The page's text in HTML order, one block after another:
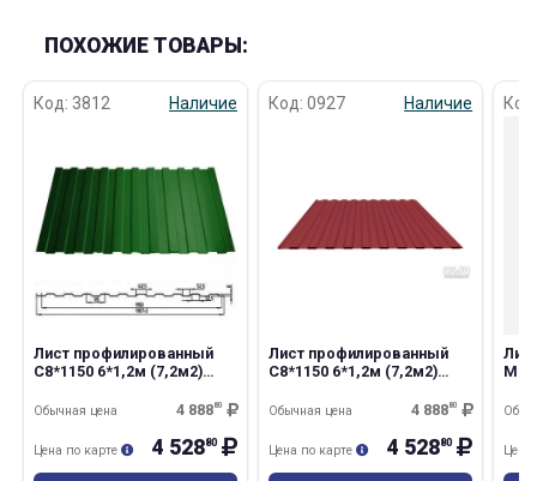
ПОХОЖИЕ ТОВАРЫ:
Код: 3812 Наличие
Лист профилированный
С8*1150 6*1,2м (7,2м2)
4 88880
Обычная цена
4 52880
Цена по карте
Код: 0927 Наличие
Лист профилированный
С8*1150 6*1,2м (7,2м2)
4 88880
Обычная цена
4 52880
Цена по карте Цена
раз в 2 недели